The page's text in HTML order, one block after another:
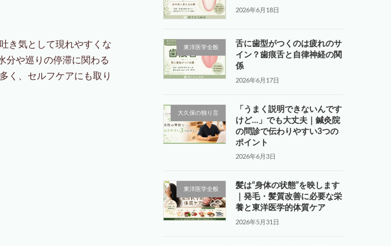
き気として現れやすくな
分や巡りの停滞に関わる
く、セルフケアにも取り
2026年6月18日
東洋医学全般
舌に歯型がつくのは疲れのサ
イン？歯痕舌と自律神経の関
係
2026年6月17日
大久保の独り言
「うまく説明できないんです
けど…」でも大丈夫｜鍼灸院
の問診で伝わりやすい3つの
ポイント
2026年6月3日
東洋医学全般
髪は“身体の状態”を映します
｜発毛・髪質改善に必要な栄
養と東洋医学的体質ケア
2026年5月31日